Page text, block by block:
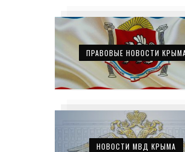
ПРАВОВЫЕ НОВОСТИ
НОВОСТИ МВД КРЫМА